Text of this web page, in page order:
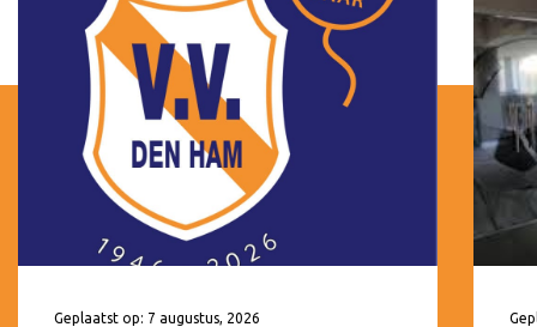
Geplaatst op: 7 augustus, 2026